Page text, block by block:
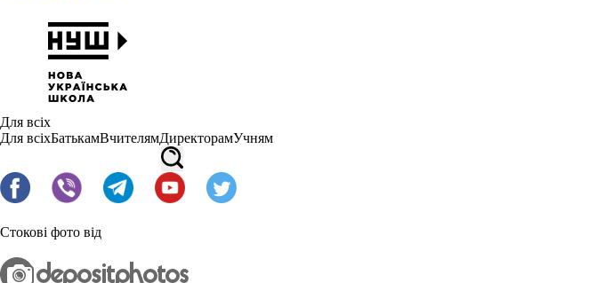
Для всіх
Для всіхБатькамВчителямДиректорамУчням
Стокові фото від